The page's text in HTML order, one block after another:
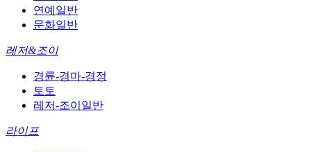
연예일반
문화일반
레저&조이
경륜-경마-경정
토토
레저-조이일반
라이프